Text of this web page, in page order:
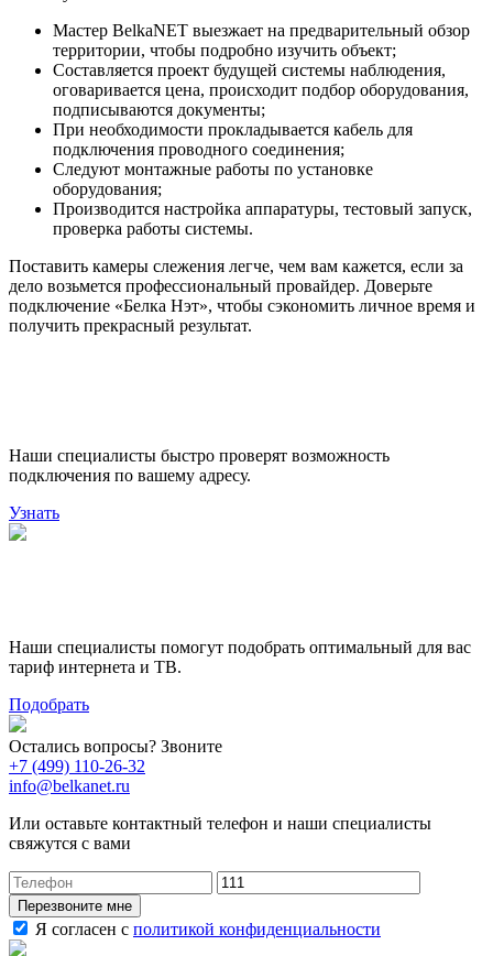
Мастер BelkaNET выезжает на предварительный обзор
территории, чтобы подробно изучить объект;
Составляется проект будущей системы наблюдения,
оговаривается цена, происходит подбор оборудования,
подписываются документы;
При необходимости прокладывается кабель для
подключения проводного соединения;
Следуют монтажные работы по установке
оборудования;
Производится настройка аппаратуры, тестовый запуск,
проверка работы системы.
Поставить камеры слежения легче, чем вам кажется, если за
дело возьмется профессиональный провайдер. Доверьте
подключение «Белка Нэт», чтобы сэкономить личное время и
получить прекрасный результат.
Наши специалисты быстро проверят возможность
подключения по вашему адресу.
Узнать
Наши специалисты помогут подобрать оптимальный для вас
тариф интернета и ТВ.
Подобрать
Остались вопросы? Звоните
+7 (499) 110-26-32
info@belkanet.ru
Или оставьте контактный телефон и наши специалисты
свяжутся с вами
Перезвоните мне
Я согласен с политикой конфиденциальности